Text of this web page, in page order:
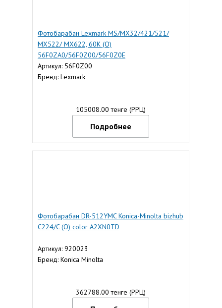
Фотобарабан Lexmark MS/MX32/421/521/
MX522/ MX622, 60К (O)
56F0ZA0/56F0Z00/56F0Z0E
Артикул: 56F0Z00
Бренд: Lexmark
105008.00 тенге (РРЦ)
Подробнее
Фотобарабан DR-512YMC Konica-Minolta bizhub
C224/C (О) color A2XN0TD
Артикул: 920023
Бренд: Konica Minolta
362788.00 тенге (РРЦ)